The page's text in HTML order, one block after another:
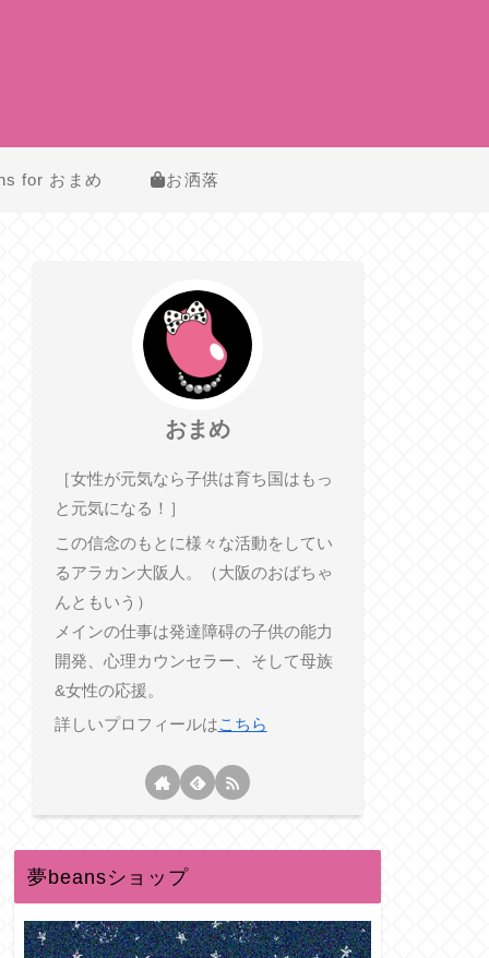
for おまめ お洒落
おまめ
［女性が元気なら子供は育ち国はもっ
と元気になる！］
この信念のもとに様々な活動をしてい
るアラカン大阪人。（大阪のおばちゃ
んともいう）
メインの仕事は発達障碍の子供の能力
開発、心理カウンセラー、そして母族
&女性の応援。
詳しいプロフィールはこちら
夢beansショップ